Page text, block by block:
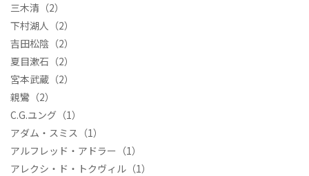
三木清 （2）
下村湖人 （2）
吉田松陰 （2）
夏目漱石 （2）
宮本武蔵 （2）
親鸞 （2）
C.G.ユング （1）
アダム・スミス （1）
アルフレッド・アドラー （1）
アレクシ・ド・トクヴィル （1）